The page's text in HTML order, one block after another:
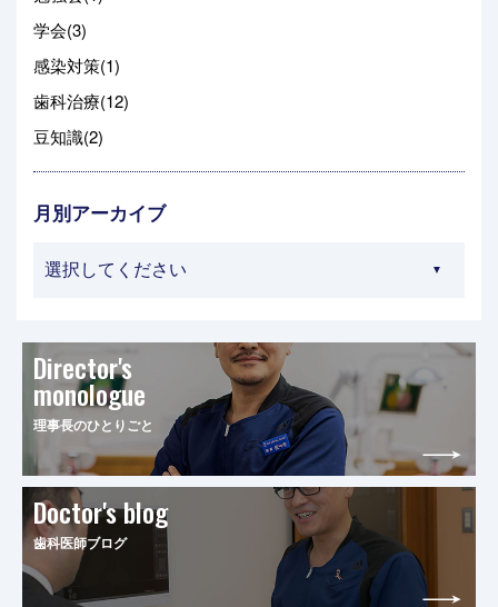
学会(3)
感染対策(1)
歯科治療(12)
豆知識(2)
月別アーカイブ
Director's
monologue
理事長のひとりごと
Doctor's blog
歯科医師ブログ